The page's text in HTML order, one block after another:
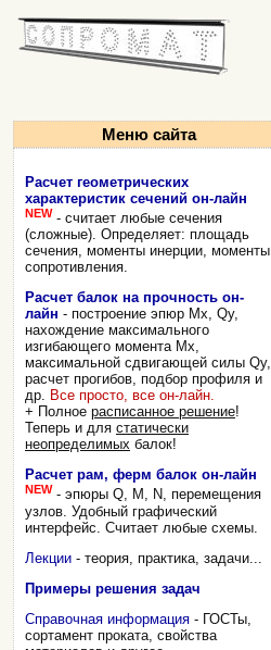
Меню сайта
Расчет геометрических
характеристик сечений он-лайн
NEW - считает любые сечения
(сложные). Определяет: площадь
сечения, моменты инерции, моменты
сопротивления.
Расчет балок на прочность он-
лайн - построение эпюр Mx, Qy,
нахождение максимального
изгибающего момента Mx,
максимальной сдвигающей силы Qy,
расчет прогибов, подбор профиля и
др. Все просто, все он-лайн.
+ Полное расписанное решение!
Теперь и для статически
неопределимых балок!
Расчет рам, ферм балок он-лайн
NEW - эпюры Q, M, N, перемещения
узлов. Удобный графический
интерфейс. Считает любые схемы.
Лекции - теория, практика, задачи...
Примеры решения задач
Справочная информация - ГОСТы,
сортамент проката, свойства